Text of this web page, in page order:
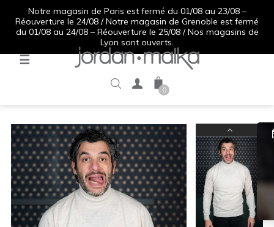
Notre magasin de Paris est fermé du 01/08 au 23/08 –
Réouverture le 24/08 / Notre magasin de Grenoble est fermé
du 01/08 au 24/08 – Réouverture le 25/08 / Nos magasins de
Lyon sont ouverts.
Basculer
☰
0